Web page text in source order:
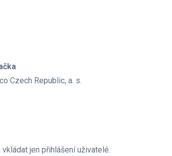
Czech Republic, a. s.
jen přihlášení uživatelé.